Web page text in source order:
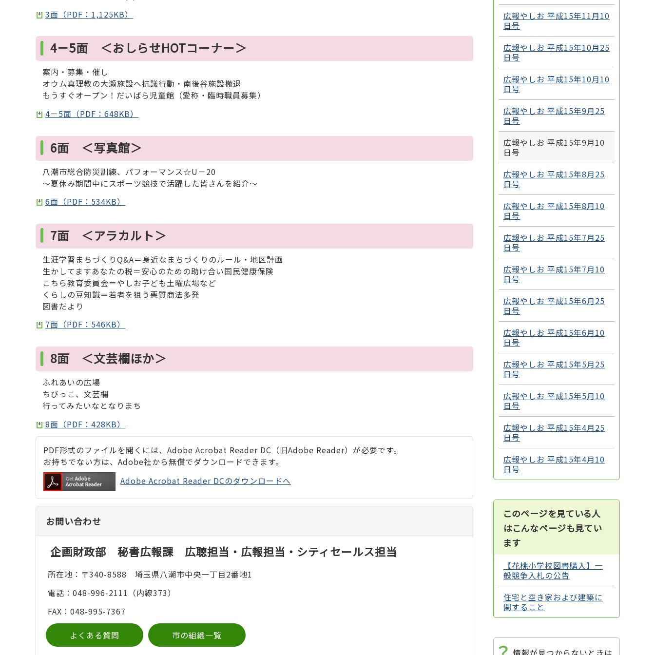
3面（PDF：1,125KB）
4－5面 ＜おしらせHOTコーナー＞
案内・募集・催し
オウム真理教の大瀬施設へ抗議行動・南後谷施設撤退
もうすぐオープン！だいばら児童館（愛称・臨時職員募集）
4－5面（PDF：648KB）
6面 ＜写真館＞
八潮市総合防災訓練、パフォーマンス☆U－20
～夏休み期間中にスポーツ競技で活躍した皆さんを紹介～
6面（PDF：534KB）
7面 ＜アラカルト＞
生涯学習まちづくりQ&A＝身近なまちづくりのルール・地区計画
生かしてますあなたの税＝安心のための助け合い国民健康保険
こちら教育委員会＝やしお子ども土曜広場など
くらしの豆知識＝若者を狙う悪質商法多発
図書だより
7面（PDF：546KB）
8面 ＜文芸欄ほか＞
ふれあいの広場
ちびっこ、文芸欄
行ってみたいなとなりまち
8面（PDF：428KB）
PDF形式のファイルを開くには、Adobe Acrobat Reader DC（旧Adobe Reader）が必要です。
お持ちでない方は、Adobe社から無償でダウンロードできます。
Adobe Acrobat Reader DCのダウンロードへ
お問い合わせ
企画財政部 秘書広報課 広聴担当・広報担当・シティセールス担当
所在地：〒340-8588 埼玉県八潮市中央一丁目2番地1
電話：048-996-2111（内線373）
FAX：048-995-7367
よくある質問 市の組織一覧
広報やしお 平成15年11月10
日号
広報やしお 平成15年10月25
日号
広報やしお 平成15年10月10
日号
広報やしお 平成15年9月25
日号
広報やしお 平成15年9月10
日号
広報やしお 平成15年8月25
日号
広報やしお 平成15年8月10
日号
広報やしお 平成15年7月25
日号
広報やしお 平成15年7月10
日号
広報やしお 平成15年6月25
日号
広報やしお 平成15年6月10
日号
広報やしお 平成15年5月25
日号
広報やしお 平成15年5月10
日号
広報やしお 平成15年4月25
日号
広報やしお 平成15年4月10
日号
このページを見ている人
はこんなページも見てい
ます
【花桃小学校図書購入】一
般競争入札の公告
住宅と空き家および建築に
関すること
情報が見つからないときは